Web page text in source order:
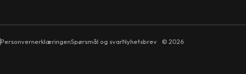
PersonvernerklæringenSpørsmål og svarNyhetsbrev © 2026